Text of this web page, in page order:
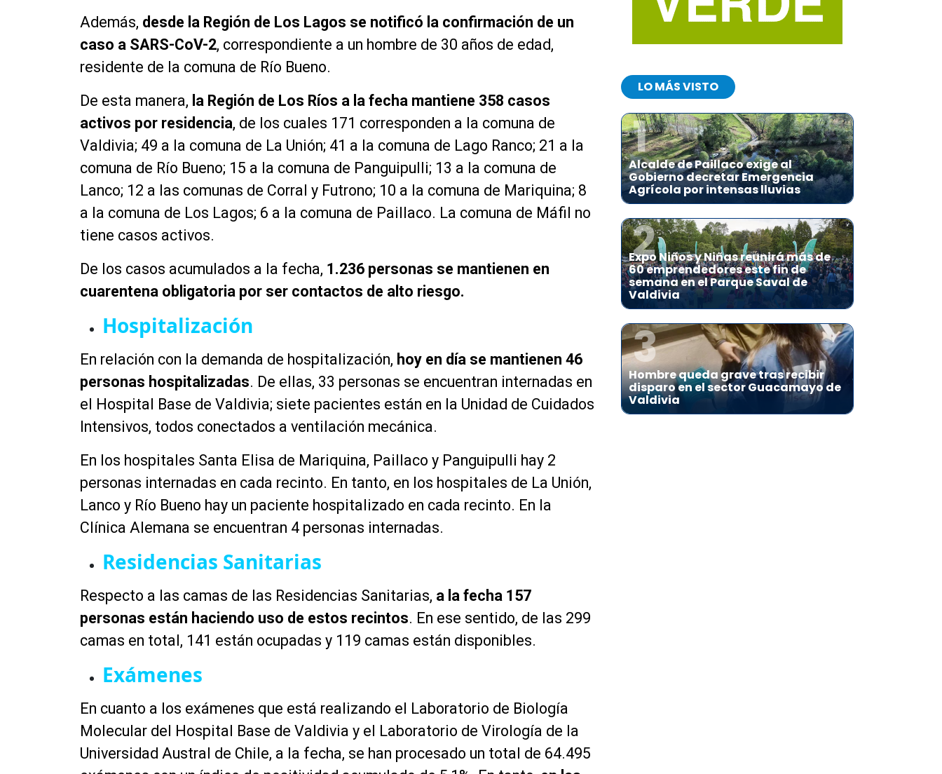
Además, desde la Región de Los Lagos se notificó la confirmación de un
caso a SARS-CoV-2, correspondiente a un hombre de 30 años de edad,
residente de la comuna de Río Bueno.
De esta manera, la Región de Los Ríos a la fecha mantiene 358 casos
activos por residencia, de los cuales 171 corresponden a la comuna de
Valdivia; 49 a la comuna de La Unión; 41 a la comuna de Lago Ranco; 21 a la
comuna de Río Bueno; 15 a la comuna de Panguipulli; 13 a la comuna de
Lanco; 12 a las comunas de Corral y Futrono; 10 a la comuna de Mariquina; 8
a la comuna de Los Lagos; 6 a la comuna de Paillaco. La comuna de Máfil no
tiene casos activos.
De los casos acumulados a la fecha, 1.236 personas se mantienen en
cuarentena obligatoria por ser contactos de alto riesgo.
Hospitalización
En relación con la demanda de hospitalización, hoy en día se mantienen 46
personas hospitalizadas. De ellas, 33 personas se encuentran internadas en
el Hospital Base de Valdivia; siete pacientes están en la Unidad de Cuidados
Intensivos, todos conectados a ventilación mecánica.
En los hospitales Santa Elisa de Mariquina, Paillaco y Panguipulli hay 2
personas internadas en cada recinto. En tanto, en los hospitales de La Unión,
Lanco y Río Bueno hay un paciente hospitalizado en cada recinto. En la
Clínica Alemana se encuentran 4 personas internadas.
Residencias Sanitarias
Respecto a las camas de las Residencias Sanitarias, a la fecha 157
personas están haciendo uso de estos recintos. En ese sentido, de las 299
camas en total, 141 están ocupadas y 119 camas están disponibles.
Exámenes
En cuanto a los exámenes que está realizando el Laboratorio de Biología
Molecular del Hospital Base de Valdivia y el Laboratorio de Virología de la
Universidad Austral de Chile, a la fecha, se han procesado un total de 64.495
LO MÁS VISTO
1
Alcalde de Paillaco exige al
Gobierno decretar Emergencia
Agrícola por intensas lluvias
2
Expo Niños y Niñas reunirá más de
60 emprendedores este fin de
semana en el Parque Saval de
Valdivia
3
Hombre queda grave tras recibir
disparo en el sector Guacamayo de
Valdivia